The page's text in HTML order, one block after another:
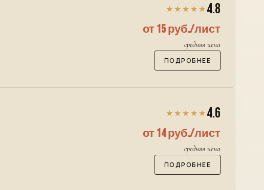
★★★★★ 4.8
от 15 руб./лист
средняя цена
ПОДРОБНЕЕ
★★★★★ 4.6
от 14 руб./лист
средняя цена
ПОДРОБНЕЕ